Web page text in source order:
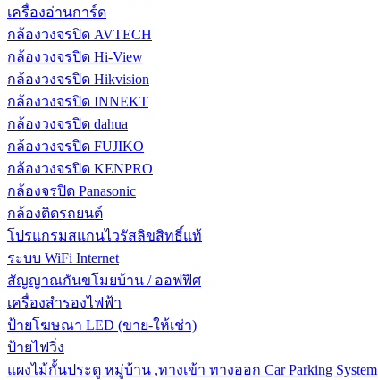
เครื่องอ่านการ์ด
กล้องวงจรปิด AVTECH
กล้องวงจรปิด Hi-View
กล้องวงจรปิด Hikvision
กล้องวงจรปิด INNEKT
กล้องวงจรปิด dahua
กล้องวงจรปิด FUJIKO
กล้องวงจรปิด KENPRO
กล้องจรปิด Panasonic
กล้องติดรถยนต์
โปรแกรมสแกนไวรัสลิขสิทธิ์แท้
ระบบ WiFi Internet
สัญญาณกันขโมยบ้าน / ออฟฟิศ
เครื่องสำรองไฟฟ้า
ป้ายโฆษณา LED (ขาย-ให้เช่า)
ป้ายไฟวิ่ง
แผงไม้กั้นประตู หมู่บ้าน ,ทางเข้า ทางออก Car Parking System